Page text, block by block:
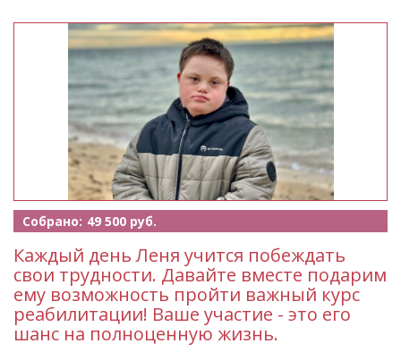
Собрано: 49 500 руб.
Каждый день Леня учится побеждать
свои трудности. Давайте вместе подарим
ему возможность пройти важный курс
реабилитации! Ваше участие - это его
шанс на полноценную жизнь.